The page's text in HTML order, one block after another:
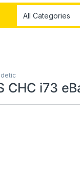
CHC i73